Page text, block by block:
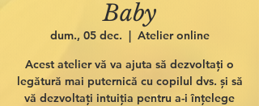
Baby
dum., 05 dec.
  |
Atelier online
Acest atelier vă va ajuta să dezvoltați o
legătură mai puternică cu copilul dvs. și să
vă dezvoltați intuiția pentru a-i înțelege